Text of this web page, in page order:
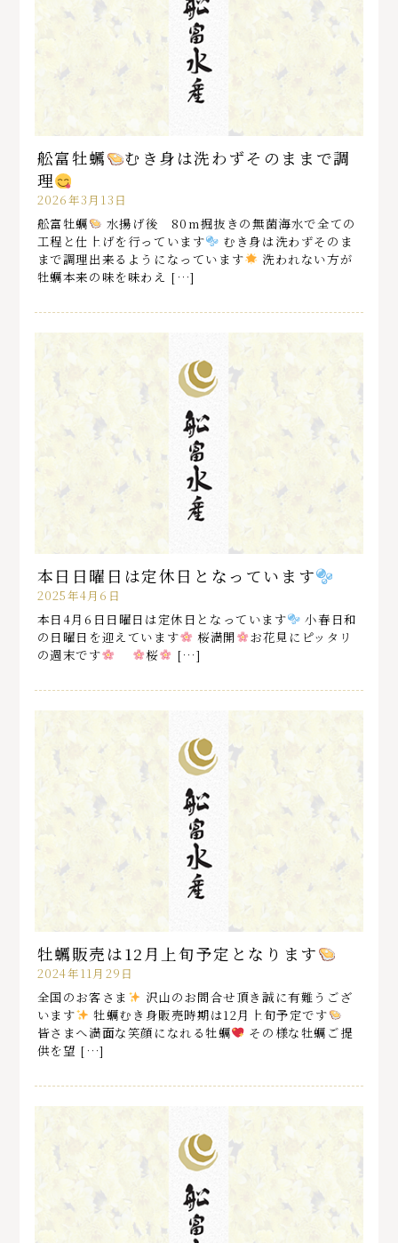
舩富牡蠣
むき身は洗わずそのままで調
理
2026年3月13日
舩富牡蠣
水揚げ後 80m掘抜きの無菌海水で全ての
工程と仕上げを行っています
むき身は洗わずそのま
まで調理出来るようになっています
洗われない方が
牡蠣本来の味を味わえ […]
本日日曜日は定休日となっています
2025年4月6日
本日4月6日日曜日は定休日となっています
小春日和
の日曜日を迎えています
桜満開
お花見にピッタリ
の週末です
桜 […]
牡蠣販売は12月上旬予定となります
2024年11月29日
全国のお客さま
沢山のお問合せ頂き誠に有難うござ
います
牡蠣むき身販売時期は12月上旬予定です
皆さまへ満面な笑顔になれる牡蠣
その様な牡蠣ご提
供を望 […]